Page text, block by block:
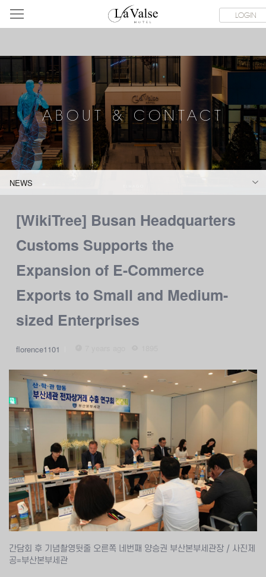
라
발
스
호
텔
LOGIN
SERVICE FACILITIES ABOUT & CONTACT HOTEL GUIDE
ABOUT & CONTACT
NEWS
[WikiTree] Busan Headquarters
Customs Supports the
Expansion of E-Commerce
Exports to Small and Medium-
sized Enterprises
florence1101
간담회 후 기념촬영뒷줄 오른쪽 네번째 양승권 부산본부세관장 / 사진제
공=부산본부세관